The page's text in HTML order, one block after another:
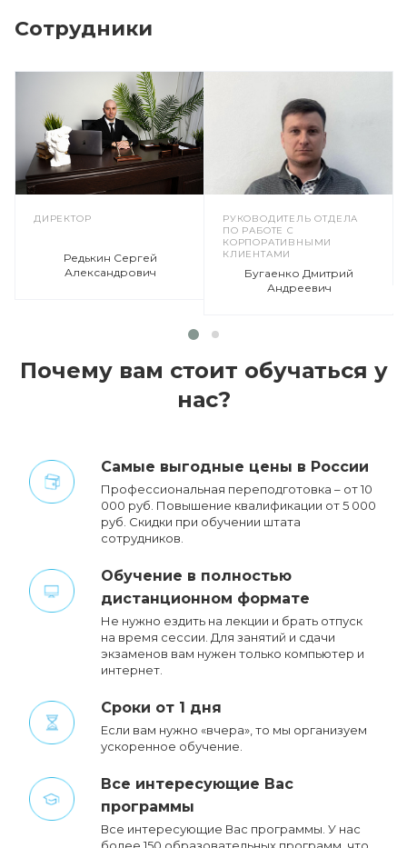
Сотрудники
ДИРЕКТОР
Редькин Сергей
Александрович
РУКОВОДИТЕЛЬ ОТДЕЛА
ПО РАБОТЕ С
КОРПОРАТИВНЫМИ
КЛИЕНТАМИ
Бугаенко Дмитрий
Андреевич
Почему вам стоит обучаться у
нас?
Cамые выгодные цены в России
Профессиональная переподготовка – от 10
000 руб. Повышение квалификации от 5 000
руб. Cкидки при обучении штата
сотрудников.
Обучение в полностью
дистанционном формате
Не нужно ездить на лекции и брать отпуск
на время сессии. Для занятий и сдачи
экзаменов вам нужен только компьютер и
интернет.
Сроки от 1 дня
Если вам нужно «вчера», то мы организуем
ускоренное обучение.
Все интересующие Вас
программы
Все интересующие Вас программы. У нас
более 150 образовательных программ, что